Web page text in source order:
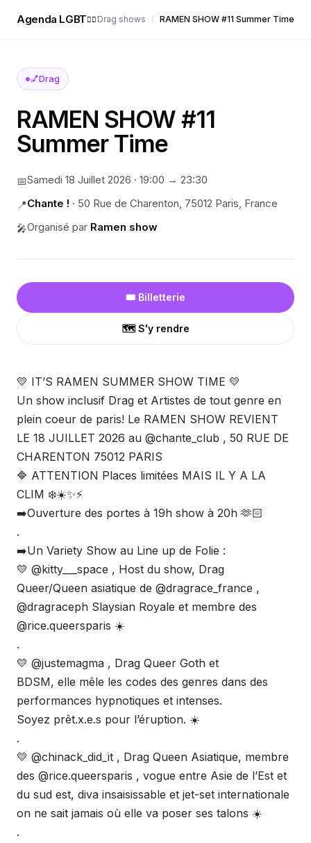
Agenda LGBT🏳️‍🌈 Drag shows / RAMEN SHOW #11 Summer Time
💅Drag
RAMEN SHOW #11
Summer Time
📅Samedi 18 Juillet 2026 · 19:00 → 23:30
📍Chante ! · 50 Rue de Charenton, 75012 Paris, France
🎤Organisé par Ramen show
🎟️ Billetterie
🗺️ S'y rendre
💛 IT’S RAMEN SUMMER SHOW TIME 💛
Un show inclusif Drag et Artistes de tout genre en
plein coeur de paris! Le RAMEN SHOW REVIENT
LE 18 JUILLET 2026 au @chante_club , 50 RUE DE
CHARENTON 75012 PARIS
🔷 ATTENTION Places limitées MAIS IL Y A LA
CLIM ❄️☀️✨⚡️
➡️Ouverture des portes à 19h show à 20h 🫶🏻
.
➡️Un Variety Show au Line up de Folie :
💛 @kitty___space , Host du show, Drag
Queer/Queen asiatique de @dragrace_france ,
@dragraceph Slaysian Royale et membre des
@rice.queersparis ☀️
.
💛 @justemagma , Drag Queer Goth et
BDSM, elle mêle les codes des genres dans des
performances hypnotiques et intenses.
Soyez prêt.x.e.s pour l’éruption. ☀️
.
💛 @chinack_did_it , Drag Queen Asiatique, membre
des @rice.queersparis , vogue entre Asie de l’Est et
du sud est, diva insaisissable et jet-set internationale
on ne sait jamais où elle va poser ses talons ☀️
.